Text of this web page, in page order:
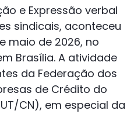
e Expressão verbal
sindicais, aconteceu
maio de 2026, no
Brasília. A atividade
da Federação dos
de Crédito do
CN), em especial da